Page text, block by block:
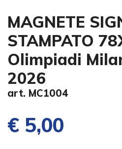
MAGNETE
STAMPATO
Olimpiadi
2026
art. MC1004
€ 5,00